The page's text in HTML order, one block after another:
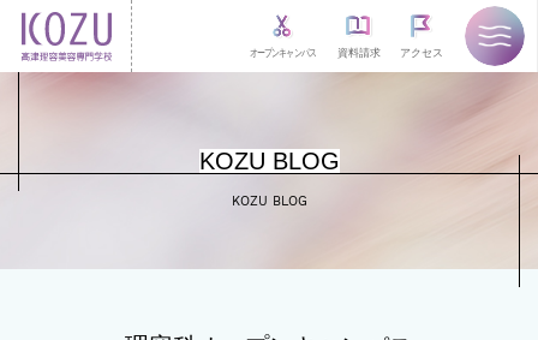
オープンキャンパス 資料請求 アクセス
KOZU BLOG
KOZU BLOG